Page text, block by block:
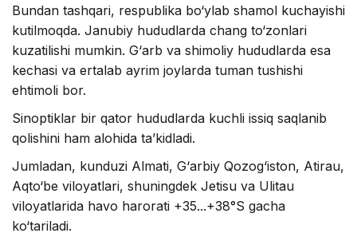
Bundan tashqari, respublika bo‘ylab shamol kuchayishi
kutilmoqda. Janubiy hududlarda chang to‘zonlari
kuzatilishi mumkin. G‘arb va shimoliy hududlarda esa
kechasi va ertalab ayrim joylarda tuman tushishi
ehtimoli bor.
Sinoptiklar bir qator hududlarda kuchli issiq saqlanib
qolishini ham alohida ta’kidladi.
Jumladan, kunduzi Almati, G‘arbiy Qozog‘iston, Atirau,
Aqto‘be viloyatlari, shuningdek Jetisu va Ulitau
viloyatlarida havo harorati +35...+38°S gacha
ko‘tariladi.